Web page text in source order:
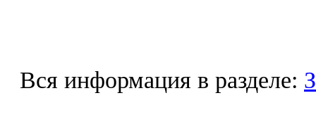
Вся информация в разделе: